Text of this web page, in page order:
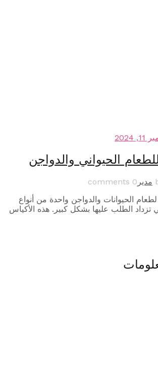
الحيواني والدواجن
0 comments
الحيوانات والدواجن واحدة من أنواع
الطلب عليها بشكل كبير. هذه الأكياس